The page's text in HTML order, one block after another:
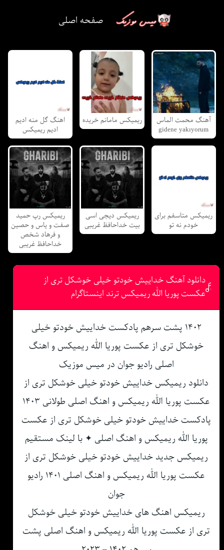
صفحه اصلی
آهنگ محمت الماس
gidene yakıyorum
ریمیکس مامانم خریده
اهنگ گل منه ادیم
ادیم ریمیکس
ریمیکس متاسفم برای
خودم نه تو
ریمیکس دیجی اسی
بیت خداحافظ غریبی
ریمیکس رپ حمید
صفت و یاس و حصین
و فرهاد شخص
خداحافظ غریبی
دانلود آهنگ خداییش خودتو خیلی خوشکل تری از
عکست پوریا الله ریمیکس ترند اینستاگرام
۱۴۰۲ پشت سرهم پادکست خداییش خودتو خیلی
خوشکل تری از عکست پوریا الله ریمیکس و اهنگ
اصلی رادیو جوان در میس موزیک
دانلود ریمیکس خداییش خودتو خیلی خوشکل تری از
عکست پوریا الله ریمیکس و اهنگ اصلی طولانی ۱۴۰۳
پادکست خداییش خودتو خیلی خوشکل تری از عکست
پوریا الله ریمیکس و اهنگ اصلی ✦ با لینک مستقیم
ریمیکس جدید خداییش خودتو خیلی خوشکل تری از
عکست پوریا الله ریمیکس و اهنگ اصلی ۱۴۰۱ رادیو
جوان
ریمیکس اهنگ های خداییش خودتو خیلی خوشکل
تری از عکست پوریا الله ریمیکس و اهنگ اصلی پشت